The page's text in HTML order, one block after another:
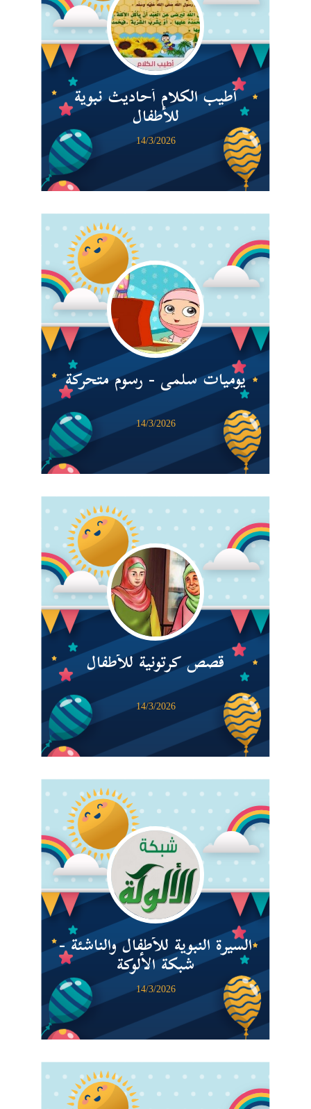
أطيب الكلام أحاديث نبوية
للأطفال
14/3/2026
يوميات سلمى - رسوم متحركة
14/3/2026
قصص كرتونية للأطفال
14/3/2026
السيرة النبوية للأطفال والناشئة -
شبكة الألوكة
14/3/2026